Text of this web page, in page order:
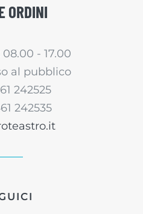
ORDINI
- 17.00
al pubblico
242525
242535